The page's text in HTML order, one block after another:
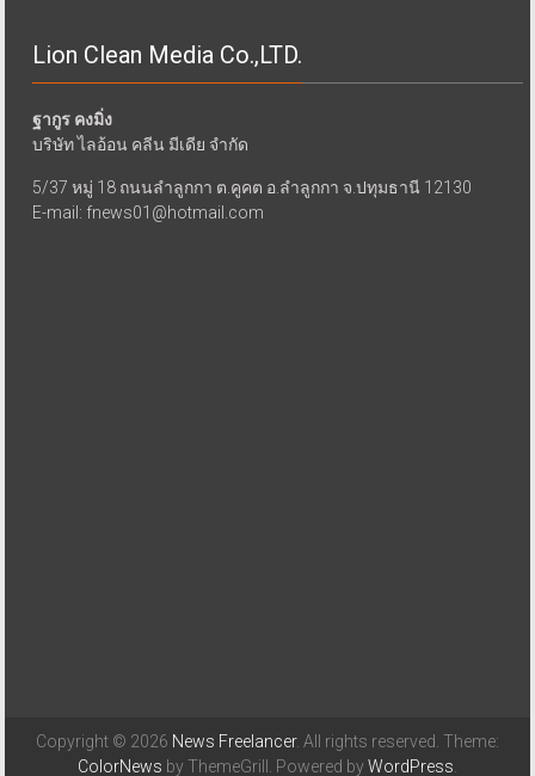
Lion Clean Media Co.,LTD.
ฐากูร คงมิ่ง
บริษัท ไลอ้อน คลีน มีเดีย จำกัด
5/37 หมู่ 18 ถนนลำลูกกา ต.คูคต อ.ลำลูกกา จ.ปทุมธานี 12130
E-mail: fnews01@hotmail.com
Copyright © 2026 News Freelancer. All rights reserved. Theme:
ColorNews by ThemeGrill. Powered byWordPress